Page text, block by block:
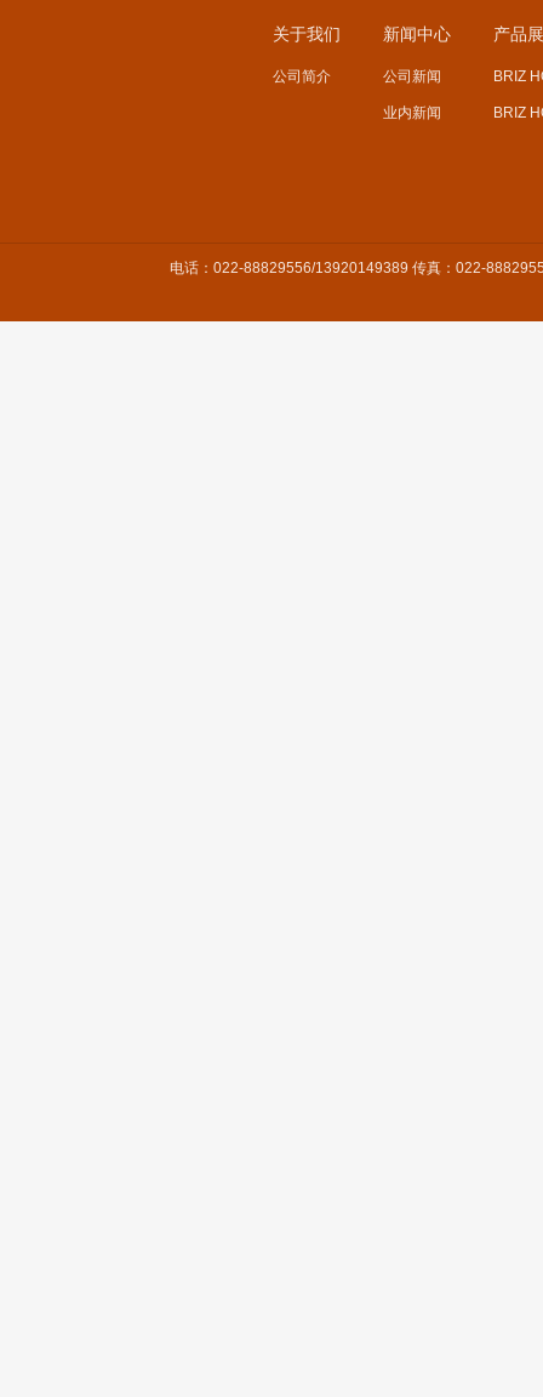
关于我们
公司简介
新闻中心
公司新闻
业内新闻
产品
BRIZ
BRIZ
电话：022-88829556/13920149389 传真：022-